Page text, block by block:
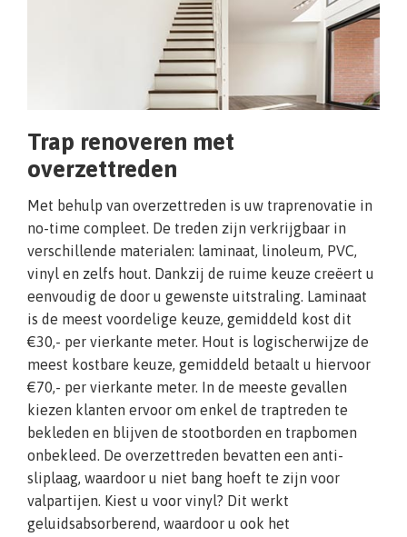
Trap renoveren met
overzettreden
Met behulp van overzettreden is uw traprenovatie in
no-time compleet. De treden zijn verkrijgbaar in
verschillende materialen: laminaat, linoleum, PVC,
vinyl en zelfs hout. Dankzij de ruime keuze creëert u
eenvoudig de door u gewenste uitstraling. Laminaat
is de meest voordelige keuze, gemiddeld kost dit
€30,- per vierkante meter. Hout is logischerwijze de
meest kostbare keuze, gemiddeld betaalt u hiervoor
€70,- per vierkante meter. In de meeste gevallen
kiezen klanten ervoor om enkel de traptreden te
bekleden en blijven de stootborden en trapbomen
onbekleed. De overzettreden bevatten een anti-
sliplaag, waardoor u niet bang hoeft te zijn voor
valpartijen. Kiest u voor vinyl? Dit werkt
geluidsabsorberend, waardoor u ook het